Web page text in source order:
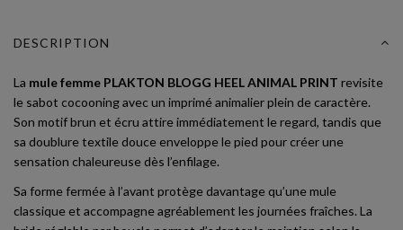
DESCRIPTION
La mule femme PLAKTON BLOGG HEEL ANIMAL PRINT revisite
le sabot cocooning avec un imprimé animalier plein de caractère.
Son motif brun et écru attire immédiatement le regard, tandis que
sa doublure textile douce enveloppe le pied pour créer une
sensation chaleureuse dès l’enfilage.
Sa forme fermée à l’avant protège davantage qu’une mule
classique et accompagne agréablement les journées fraîches. La